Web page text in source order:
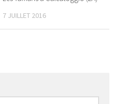
7 JUILLET 2016